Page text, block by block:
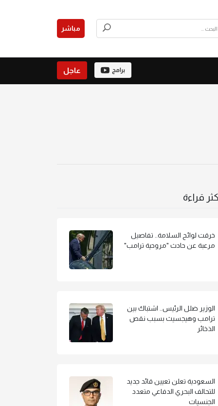
مباشر
برامج عاجل
قراءة
خرقت لوائح السلامة.. تفاصيل
مرعبة عن حادث "مروحية ترامب"
الوزير ضلل الرئيس.. اشتباك بين
ترامب وهيجسيث بسبب نقص
الذخائر
السعودية تعلن تعيين قائد جديد
للتحالف البحري الدفاعي متعدد
الجنسيات